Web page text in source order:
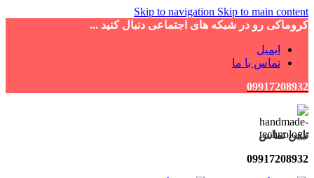
Skip to navigation Skip to main content
کروماکی رو در شبکه های اجتماعی دنبال کنید ...
ایمیل
تماس با ما
09917208932
تلفن تماس
09917208932